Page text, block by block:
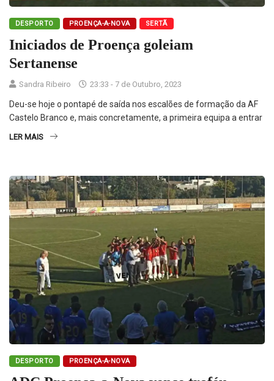
DESPORTO PROENÇA-A-NOVA SERTÃ
Iniciados de Proença goleiam
Sertanense
Sandra Ribeiro 23:33 - 7 de Outubro, 2023
Deu-se hoje o pontapé de saída nos escalões de formação da AF
Castelo Branco e, mais concretamente, a primeira equipa a entrar
LER MAIS
DESPORTO PROENÇA-A-NOVA